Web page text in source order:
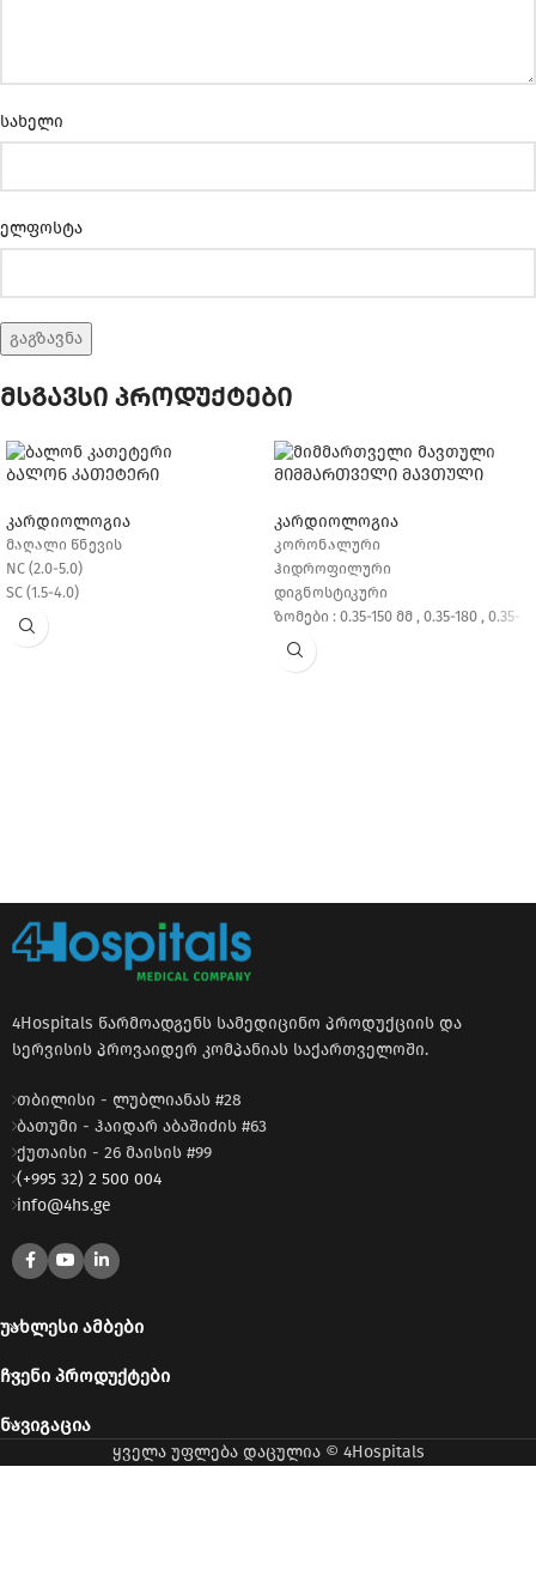
სახელი
ელფოსტა
მსგავსი პროდუქტები
ბალონ კათეტერი
კარდიოლოგია
მაღალი წნევის
NC (2.0-5.0)
SC (1.5-4.0)
მიმმართველი მავთული
კარდიოლოგია
კორონალური
ჰიდროფილური
დიგნოსტიკური
ზომები : 0.35-150 მმ , 0.35-180 , 0.35-
260 მმ
4Hospitals წარმოადგენს სამედიცინო პროდუქციის და
სერვისის პროვაიდერ კომპანიას საქართველოში.
თბილისი - ლუბლიანას #28
ბათუმი - ჰაიდარ აბაშიძის #63
ქუთაისი - 26 მაისის #99
(+995 32) 2 500 004
info@4hs.ge
ᲣᲐᲮᲚᲔᲡᲘ ᲐᲛᲑᲔᲑᲘ
ᲩᲕᲔᲜᲘ ᲞᲠᲝᲓᲣᲥᲢᲔᲑᲘ
ᲜᲐᲕᲘᲒᲐᲪᲘᲐ
ყველა უფლება დაცულია © 4Hospitals